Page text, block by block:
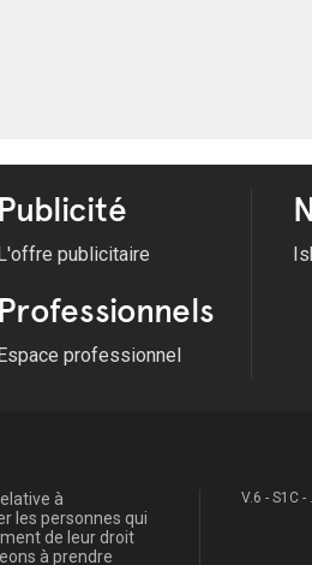
Publicité
publicitaire
Professionnels
professionnel
à
les personnes qui
de leur droit
à prendre
V.6 - S1C